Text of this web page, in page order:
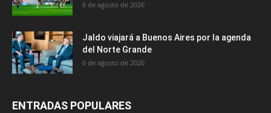
6 de agosto de 2026
Jaldo viajará a Buenos Aires por la agenda
del Norte Grande
6 de agosto de 2026
ENTRADAS POPULARES